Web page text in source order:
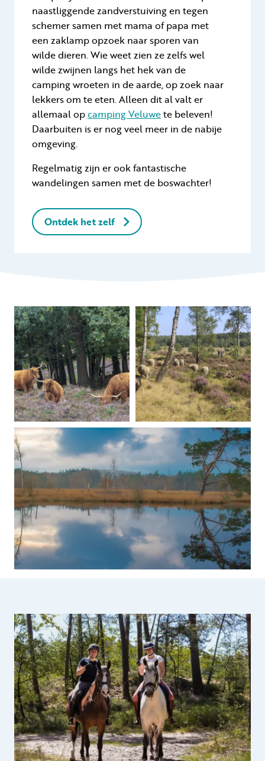
naastliggende zandverstuiving en tegen
schemer samen met mama of papa met
een zaklamp opzoek naar sporen van
wilde dieren. Wie weet zien ze zelfs wel
wilde zwijnen langs het hek van de
camping wroeten in de aarde, op zoek naar
lekkers om te eten. Alleen dit al valt er
allemaal opcamping Veluwete beleven!
Daarbuiten is er nog veel meer in de nabije
omgeving.
Regelmatig zijn er ook fantastische
wandelingen samen met de boswachter!
Ontdek het zelf